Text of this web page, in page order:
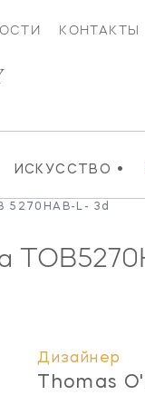
КОНТАКТЫ
ИСКУССТВО •
5270HAB-L- 3d
Дизайнер
Thomas